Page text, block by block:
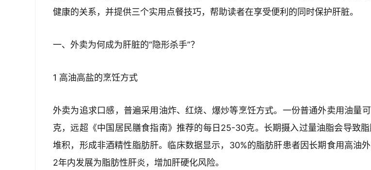
健康的关系，并提供三个实用点餐技巧，帮助读者在享受便利的同时保护肝脏。
一、外卖为何成为肝脏的“隐形杀手”？
1 高油高盐的烹饪方式
外卖为追求口感，普遍采用油炸、红烧、爆炒等烹饪方式。一份普通外卖用油量
克，远超《中国居民膳食指南》推荐的每日25-30克。长期摄入过量油脂会导致
堆积，形成非酒精性脂肪肝。临床数据显示，30%的脂肪肝患者因长期食用高油
2年内发展为脂肪性肝炎，增加肝硬化风险。